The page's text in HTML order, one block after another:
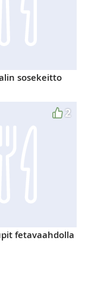
sosekeitto
2
fetavaahdolla